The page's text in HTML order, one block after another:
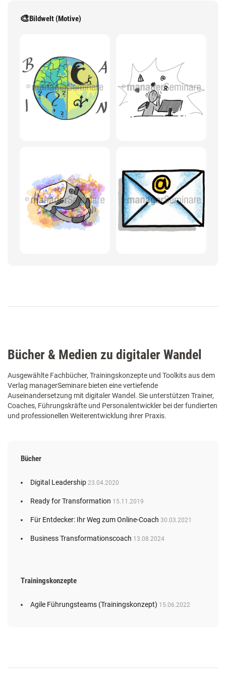
🎨Bildwelt (Motive)
Bücher & Medien zu digitaler Wandel
Ausgewählte Fachbücher, Trainingskonzepte und Toolkits aus dem
Verlag managerSeminare bieten eine vertiefende
Auseinandersetzung mit digitaler Wandel. Sie unterstützen Trainer,
Coaches, Führungskräfte und Personalentwickler bei der fundierten
und professionellen Weiterentwicklung ihrer Praxis.
Bücher
Digital Leadership 23.04.2020
Ready for Transformation 15.11.2019
Für Entdecker: Ihr Weg zum Online-Coach 30.03.2021
Business Transformationscoach 13.08.2024
Trainingskonzepte
Agile Führungsteams (Trainingskonzept) 15.06.2022